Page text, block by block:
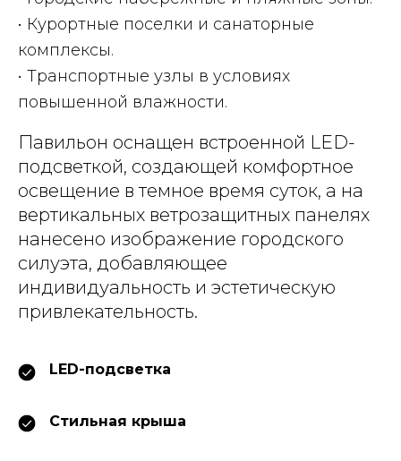
• Курортные поселки и санаторные
комплексы.
• Транспортные узлы в условиях
повышенной влажности.
Павильон оснащен встроенной LED-
подсветкой, создающей комфортное
освещение в темное время суток, а на
вертикальных ветрозащитных панелях
нанесено изображение городского
силуэта, добавляющее
индивидуальность и эстетическую
привлекательность.
LED-подсветка
Стильная крыша